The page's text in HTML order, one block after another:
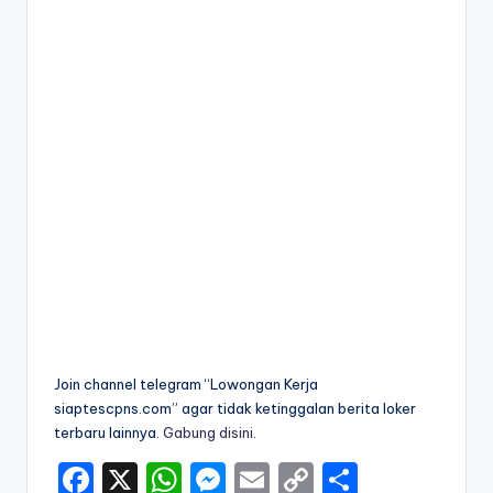
Join channel telegram “Lowongan Kerja
siaptescpns.com” agar tidak ketinggalan berita loker
terbaru lainnya. Gabung disini
F
X
W M E
C